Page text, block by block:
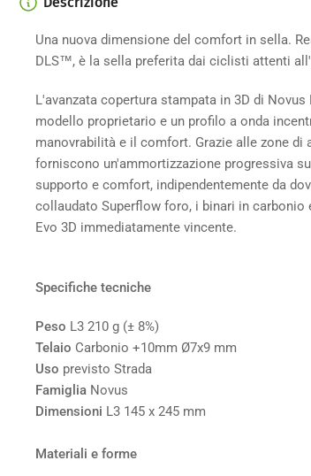
Carica
4
nella
galleria
Carica
immagine
5
nella
galleria
Una nuova dimensione del comfort in sella.
DLS™, è la sella preferita dai ciclisti attenti
L'avanzata copertura stampata in 3D di
modello proprietario e un profilo a onda
manovrabilità e il comfort. Grazie alle zone di
forniscono un'ammortizzazione progressiva
supporto e comfort, indipendentemente da
collaudato Superflow foro, i binari in
Evo 3D immediatamente vincente.
Specifiche tecniche
Peso L3 210 g (± 8%)
Telaio Carbonio +10mm Ø7x9 mm
Uso previsto Strada
Famiglia Novus
Dimensioni L3 145 x 245 mm
Materiali e forme